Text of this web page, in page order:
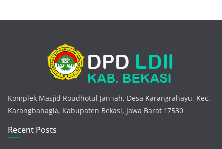
Komplek Masjid Roudhotul Jannah, Desa Karangrahayu, Kec.
Karangbahagia, Kabupaten Bekasi, Jawa Barat 17530
Recent Posts